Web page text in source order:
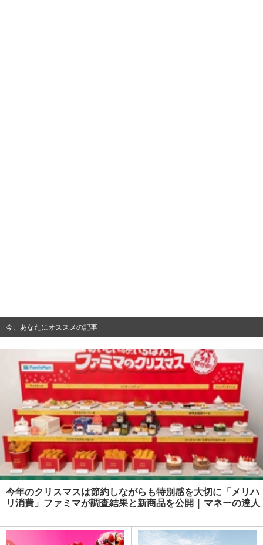
今、あなたにオススメの記事
今年のクリスマスは節約しながらも特別感を大切に「メリハ
リ消費」ファミマが調査結果と新商品を公開 | マネーの達人